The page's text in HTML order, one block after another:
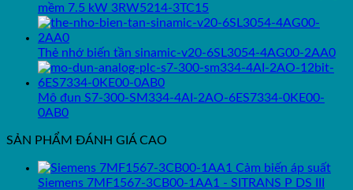
mềm 7.5 kW 3RW5214-3TC15
Thẻ nhớ biến tần sinamic-v20-6SL3054-4AG00-2AA0
Mô đun S7-300-SM334-4AI-2AO-6ES7334-0KE00-
0AB0
SẢN PHẨM ĐÁNH GIÁ CAO
Cảm biến áp suất
Siemens 7MF1567-3CB00-1AA1 - SITRANS P DS III